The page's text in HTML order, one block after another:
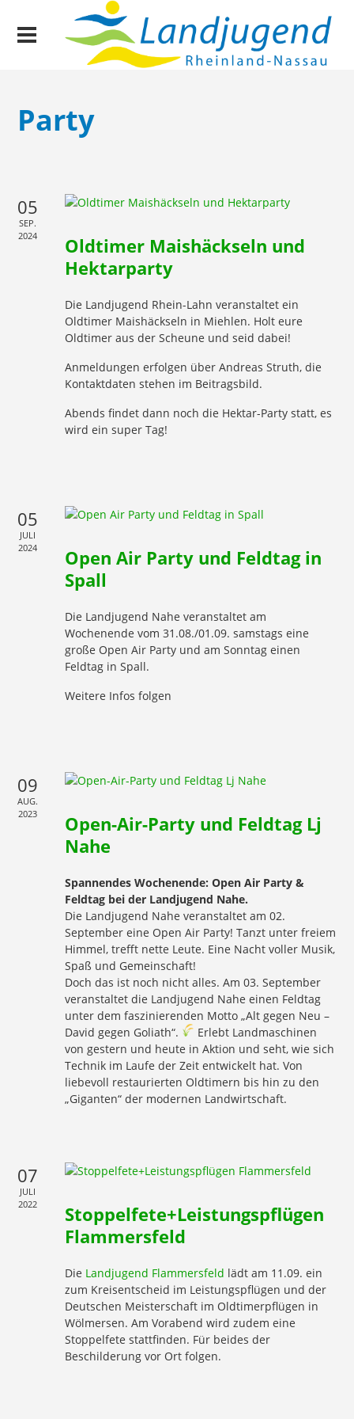
Party
05
SEP.
2024
Oldtimer Maishäckseln und
Hektarparty
Die Landjugend Rhein-Lahn veranstaltet ein
Oldtimer Maishäckseln in Miehlen. Holt eure
Oldtimer aus der Scheune und seid dabei!
Anmeldungen erfolgen über Andreas Struth, die
Kontaktdaten stehen im Beitragsbild.
Abends findet dann noch die Hektar-Party statt, es
wird ein super Tag!
05
JULI
2024
Open Air Party und Feldtag in
Spall
Die Landjugend Nahe veranstaltet am
Wochenende vom 31.08./01.09. samstags eine
große Open Air Party und am Sonntag einen
Feldtag in Spall.
Weitere Infos folgen
09
AUG.
2023
Open-Air-Party und Feldtag Lj
Nahe
Spannendes Wochenende: Open Air Party &
Feldtag bei der Landjugend Nahe.
Die Landjugend Nahe veranstaltet am 02.
September eine Open Air Party! Tanzt unter freiem
Himmel, trefft nette Leute. Eine Nacht voller Musik,
Spaß und Gemeinschaft!
Doch das ist noch nicht alles. Am 03. September
veranstaltet die Landjugend Nahe einen Feldtag
unter dem faszinierenden Motto „Alt gegen Neu –
David gegen Goliath“.
Erlebt Landmaschinen
von gestern und heute in Aktion und seht, wie sich
Technik im Laufe der Zeit entwickelt hat. Von
liebevoll restaurierten Oldtimern bis hin zu den
„Giganten“ der modernen Landwirtschaft.
07
JULI
2022
Stoppelfete+Leistungspflügen
Flammersfeld
Die Landjugend Flammersfeld lädt am 11.09. ein
zum Kreisentscheid im Leistungspflügen und der
Deutschen Meisterschaft im Oldtimerpflügen in
Wölmersen. Am Vorabend wird zudem eine
Stoppelfete stattfinden. Für beides der
Beschilderung vor Ort folgen.